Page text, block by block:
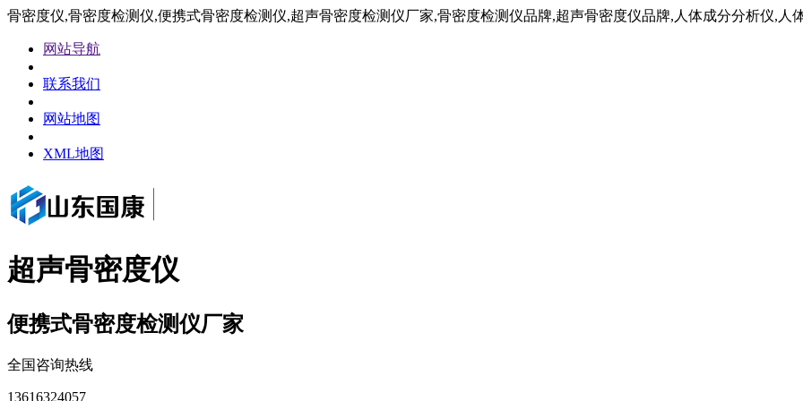
骨密度仪,骨密度检测仪,便携式骨密度检测仪,超声骨密度检测仪厂家,骨密度检测仪品牌,超声骨密度仪品牌,人体成分分析仪,人
网站导航
联系我们
网站地图
XML地图
超声骨密度仪
便携式骨密度检测仪厂家
全国咨询热线
13616324057